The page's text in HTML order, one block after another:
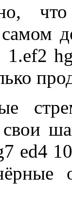
1.ef2
свои
ed4